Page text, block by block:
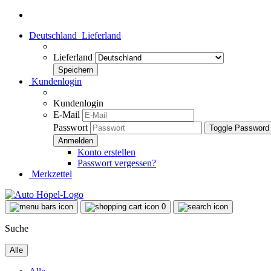
Deutschland Lieferland
Lieferland
Kundenlogin
Kundenlogin
E-Mail
Passwort
Toggle
Konto erstellen
Passwort vergessen?
Merkzettel
0
Suche
Alle